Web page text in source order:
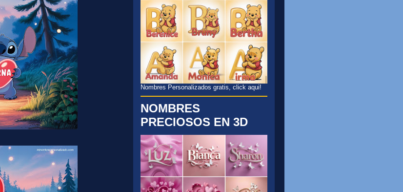
Nombres Personalizados gratis, click aqui!
NOMBRES
PRECIOSOS EN 3D